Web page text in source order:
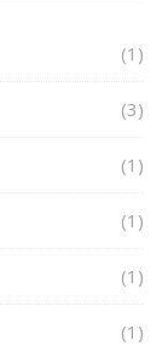
(1)
(3)
(1)
(1)
(1)
(1)